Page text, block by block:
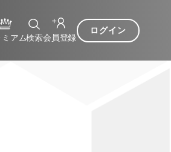
ログイン